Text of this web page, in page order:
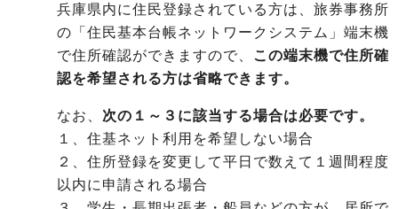
兵庫県内に住民登録されている方は、 旅券事務所
の「住民基本台帳ネットワークシステム」端末機
で住所確認ができますので、
この端末機で住所確
認を希望される方は省略できます。
なお、 次の１～３に該当する場合は必要です。
１、住基ネット利用を希望しない場合
２、住所登録を変更して平日で数えて１週間程度
以内に申請される場合